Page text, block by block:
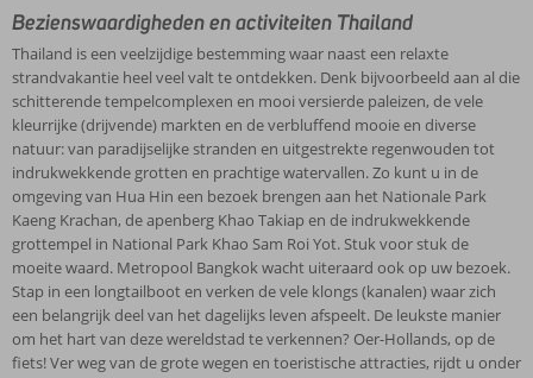
Kwai,
de
mysterieuze
ruïnes
van
koningsstad
Ayutthaya
en
laat
u
meevoeren
in
een
bootje
over
de
van
Thailand
is
een
ideale
plek
voor
een
relaxte
strandvakantie.
Hier
vindt
u
onder
de
30
graden
met
zelfs
uitschieters
naar
36
graden!
In
april
ervaart
u
de
warmste
maand
en
verbluffend
mooie
en
diverse
natuur:
van
paradijselijke
stranden
en
uitgestrekte
regenwouden
tot
indrukwekkende
grotten
geselecteerd
en
hierbij
is
onder
andere
gelet
op
faciliteiten
en
de
ligging
ten
opzichte
van
Bezienswaardigheden en activiteiten Thailand
Thailand is een veelzijdige bestemming waar naast een relaxte
strandvakantie heel veel valt te ontdekken. Denk bijvoorbeeld aan al die
schitterende tempelcomplexen en mooi versierde paleizen, de vele
kleurrijke (drijvende) markten en de verbluffend mooie en diverse
natuur: van paradijselijke stranden en uitgestrekte regenwouden tot
indrukwekkende grotten en prachtige watervallen. Zo kunt u in de
omgeving van Hua Hin een bezoek brengen aan het Nationale Park
Kaeng Krachan, de apenberg Khao Takiap en de indrukwekkende
grottempel in National Park Khao Sam Roi Yot. Stuk voor stuk de
moeite waard. Metropool Bangkok wacht uiteraard ook op uw bezoek.
Stap in een longtailboot en verken de vele klongs (kanalen) waar zich
een belangrijk deel van het dagelijks leven afspeelt. De leukste manier
om het hart van deze wereldstad te verkennen? Oer-Hollands, op de
fiets! Ver weg van de grote wegen en toeristische attracties, rijdt u onder